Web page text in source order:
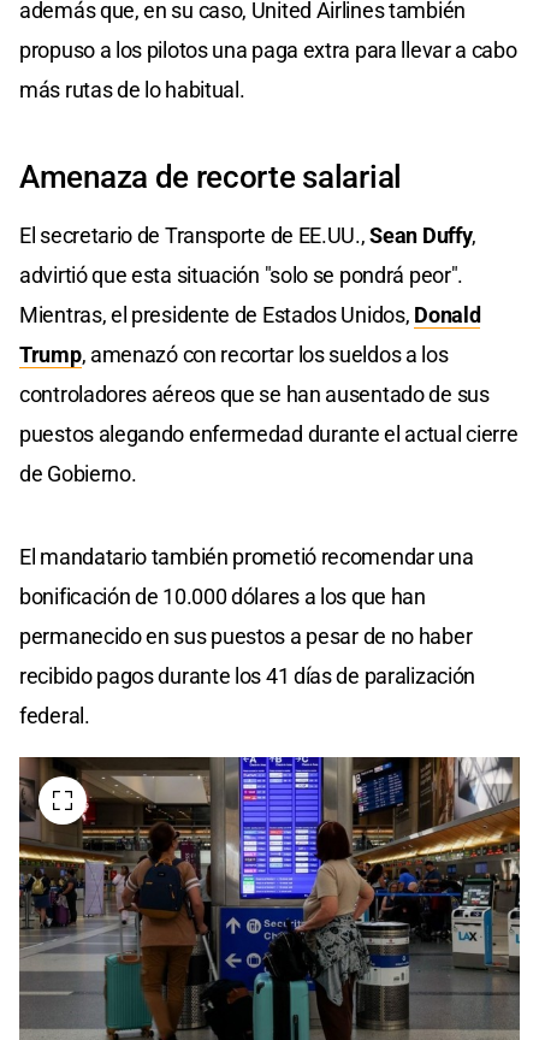
además que, en su caso, United Airlines también
propuso a los pilotos una paga extra para llevar a cabo
más rutas de lo habitual.
Amenaza de recorte salarial
El secretario de Transporte de EE.UU.,Sean Duffy,
advirtió que esta situación "solo se pondrá peor".
Mientras, el presidente de Estados Unidos, Donald
Trump, amenazó con recortar los sueldos a los
controladores aéreos que se han ausentado de sus
puestos alegando enfermedad durante el actual cierre
de Gobierno.
El mandatario también prometió recomendar una
bonificación de 10.000 dólares a los que han
permanecido en sus puestos a pesar de no haber
recibido pagos durante los 41 días de paralización
federal.